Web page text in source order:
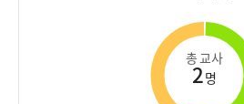
총 교사
2명